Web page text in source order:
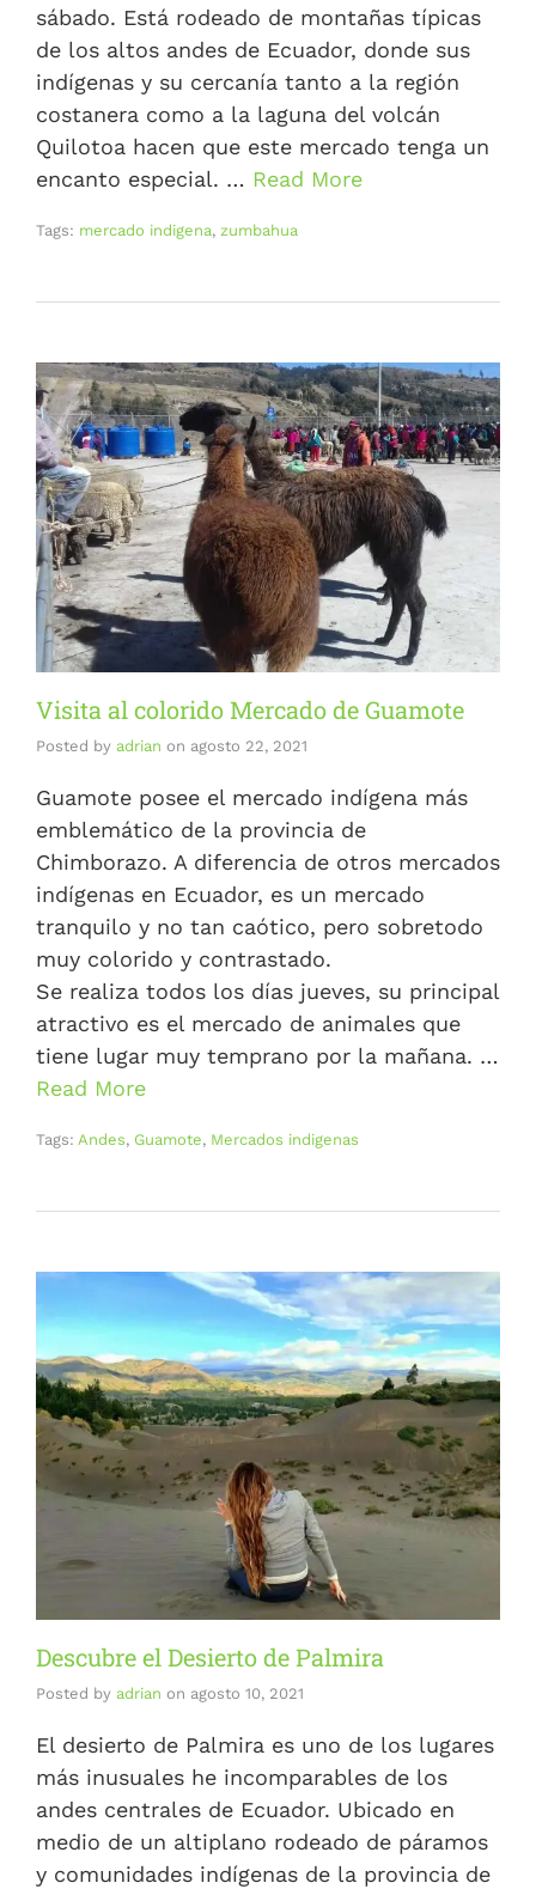
sábado. Está rodeado de montañas típicas
de los altos andes de Ecuador, donde sus
indígenas y su cercanía tanto a la región
costanera como a la laguna del volcán
Quilotoa hacen que este mercado tenga un
encanto especial. … Read More
Tags: mercado indigena, zumbahua
Visita al colorido Mercado de Guamote
Posted by adrian on agosto 22, 2021
Guamote posee el mercado indígena más
emblemático de la provincia de
Chimborazo. A diferencia de otros mercados
indígenas en Ecuador, es un mercado
tranquilo y no tan caótico, pero sobretodo
muy colorido y contrastado.
Se realiza todos los días jueves, su principal
atractivo es el mercado de animales que
tiene lugar muy temprano por la mañana. …
Read More
Tags: Andes, Guamote, Mercados indigenas
Descubre el Desierto de Palmira
Posted by adrian on agosto 10, 2021
El desierto de Palmira es uno de los lugares
más inusuales he incomparables de los
andes centrales de Ecuador. Ubicado en
medio de un altiplano rodeado de páramos
y comunidades indígenas de la provincia de